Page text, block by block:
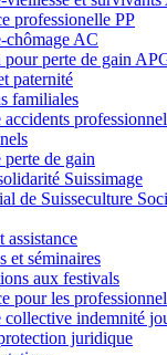
professionelle PP
chômage AC
perte de gain
paternité
familiales
accidents
perte de gain
Suissimage
de Suisseculture
assistance
et séminaires
aux festivals
pour les
collective indemnité
juridique